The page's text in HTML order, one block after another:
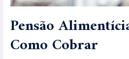
Pensão
Como Cobrar